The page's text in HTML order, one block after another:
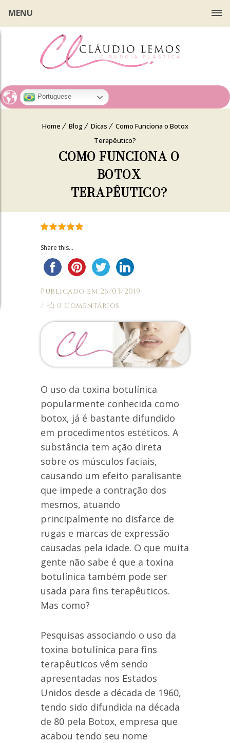
Portuguese
MENU
Home Blog Dicas
Como Funciona o Botox
Terapêutico?
COMO FUNCIONA O
BOTOX
TERAPÊUTICO?
Share this...
Publicado em 26/03/2019
/
0 Comentários
O uso da toxina botulínica
popularmente conhecida como
botox, já é bastante difundido
em procedimentos estéticos. A
substância tem ação direta
sobre os músculos faciais,
causando um efeito paralisante
que impede a contração dos
mesmos, atuando
principalmente no disfarce de
rugas e marcas de expressão
causadas pela idade. O que muita
gente não sabe é que a toxina
botulínica também pode ser
usada para fins terapêuticos.
Mas como?
Pesquisas associando o uso da
toxina botulínica para fins
terapêuticos vêm sendo
apresentadas nos Estados
Unidos desde a década de 1960,
tendo sido difundida na década
de 80 pela Botox, empresa que
acabou tendo seu nome